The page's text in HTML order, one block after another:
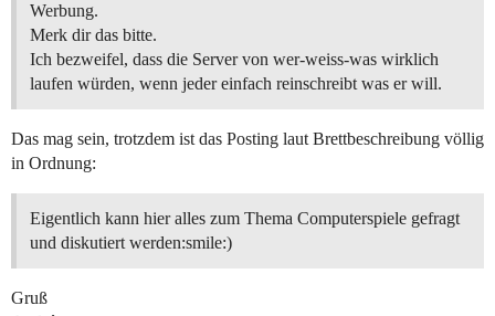
Werbung.
Merk dir das bitte.
Ich bezweifel, dass die Server von wer-weiss-was wirklich
laufen würden, wenn jeder einfach reinschreibt was er will.
Das mag sein, trotzdem ist das Posting laut Brettbeschreibung völlig
in Ordnung:
Eigentlich kann hier alles zum Thema Computerspiele gefragt
und diskutiert werden:smile:)
Gruß